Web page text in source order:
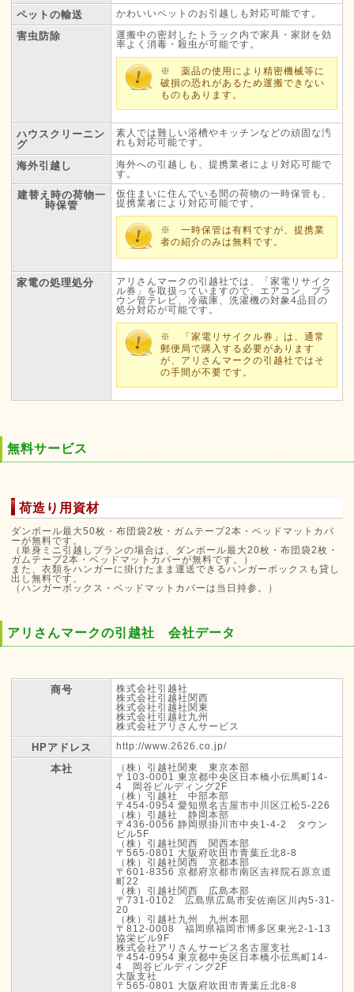
ペットの輸送 かわいいペットのお引越しも対応可能です。
害虫防除
運搬中の密封したトラック内で家具・家財を効
率よく消毒・殺虫が可能です。
※ 薬品の使用により精密機械等に
破損の恐れがあるため運搬できない
ものもあります。
ハウスクリーニン
グ
素人では難しい浴槽やキッチンなどの頑固な汚
れも対応可能です。
海外引越し
海外への引越しも、提携業者により対応可能で
す。
建替え時の荷物一
時保管
仮住まいに住んでいる間の荷物の一時保管も、
提携業者により対応可能です。
※ 一時保管は有料ですが、提携業
者の紹介のみは無料です。
家電の処理処分
アリさんマークの引越社では、「家電リサイク
ル券」を取扱っていますので、エアコン、ブラ
ウン管テレビ、冷蔵庫、洗濯機の対象4品目の
処分対応が可能です。
※ 「家電リサイクル券」は、通常
郵便局で購入する必要があります
が、アリさんマークの引越社ではそ
の手間が不要です。
無料サービス
荷造り用資材
ダンボール最大50枚・布団袋2枚・ガムテープ2本・ベッドマットカバ
ーが無料です。
（単身ミニ引越しプランの場合は、ダンボール最大20枚・布団袋2枚・
ガムテープ2本・ベッドマットカバーが無料です。）
また、衣類をハンガーに掛けたまま運送できるハンガーボックスも貸し
出し無料です。
（ハンガーボックス・ベッドマットカバーは当日持参。）
アリさんマークの引越社 会社データ
商号
株式会社引越社
株式会社引越社関西
株式会社引越社関東
株式会社引越社九州
株式会社アリさんサービス
HPアドレス http://www.2626.co.jp/
本社
（株）引越社関東 東京本部
〒103-0001 東京都中央区日本橋小伝馬町14-
4 岡谷ビルディング2F
（株）引越社 中部本部
〒454-0954 愛知県名古屋市中川区江松5-226
（株）引越社 静岡本部
〒436-0056 静岡県掛川市中央1-4-2 タウン
ビル5F
（株）引越社関西 関西本部
〒565-0801 大阪府吹田市青葉丘北8-8
（株）引越社関西 京都本部
〒601-8356 京都府京都市南区吉祥院石原京道
町22
（株）引越社関西 広島本部
〒731-0102 広島県広島市安佐南区川内5-31-
20
（株）引越社九州 九州本部
〒812-0008 福岡県福岡市博多区東光2-1-13
協栄ビル9F
株式会社アリさんサービス名古屋支社
〒454-0954 東京都中央区日本橋小伝馬町14-
4 岡谷ビルディング2F
大阪支社
〒565-0801 大阪府吹田市青葉丘北8-8